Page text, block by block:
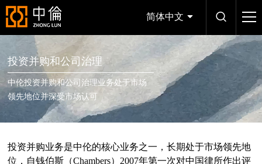
简体中文
投资并购和公司治理
中伦投资并购和公司治理业务处于市场
领先地位并深受市场认可
投资并购业务是中伦的核心业务之一，长期处于市场领先地
位，自钱伯斯（Chambers）2007年第一次对中国律所作出评